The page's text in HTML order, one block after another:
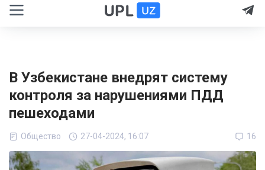
В Узбекистане внедрят систему
контроля за нарушениями ПДД
пешеходами
Общество 27-04-2024, 16:07 16